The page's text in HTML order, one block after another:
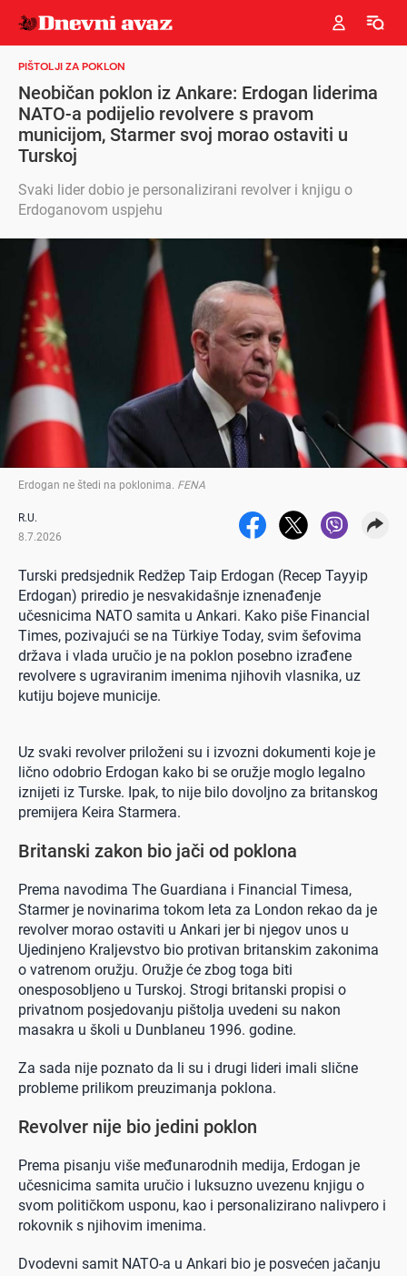
PIŠTOLJI ZA POKLON
Neobičan poklon iz Ankare: Erdogan liderima
NATO-a podijelio revolvere s pravom
municijom, Starmer svoj morao ostaviti u
Turskoj
Svaki lider dobio je personalizirani revolver i knjigu o
Erdoganovom uspjehu
Erdogan ne štedi na poklonima. FENA
R.U.
8.7.2026
Turski predsjednik Redžep Taip Erdogan (Recep Tayyip
Erdogan) priredio je nesvakidašnje iznenađenje
učesnicima NATO samita u Ankari. Kako piše Financial
Times, pozivajući se na Türkiye Today, svim šefovima
država i vlada uručio je na poklon posebno izrađene
revolvere s ugraviranim imenima njihovih vlasnika, uz
kutiju bojeve municije.
Uz svaki revolver priloženi su i izvozni dokumenti koje je
lično odobrio Erdogan kako bi se oružje moglo legalno
iznijeti iz Turske. Ipak, to nije bilo dovoljno za britanskog
premijera Keira Starmera.
Britanski zakon bio jači od poklona
Prema navodima The Guardiana i Financial Timesa,
Starmer je novinarima tokom leta za London rekao da je
revolver morao ostaviti u Ankari jer bi njegov unos u
Ujedinjeno Kraljevstvo bio protivan britanskim zakonima
o vatrenom oružju. Oružje će zbog toga biti
onesposobljeno u Turskoj. Strogi britanski propisi o
privatnom posjedovanju pištolja uvedeni su nakon
masakra u školi u Dunblaneu 1996. godine.
Za sada nije poznato da li su i drugi lideri imali slične
probleme prilikom preuzimanja poklona.
Revolver nije bio jedini poklon
Prema pisanju više međunarodnih medija, Erdogan je
učesnicima samita uručio i luksuzno uvezenu knjigu o
svom političkom usponu, kao i personalizirano nalivpero i
rokovnik s njihovim imenima.
Dvodevni samit NATO-a u Ankari bio je posvećen jačanju